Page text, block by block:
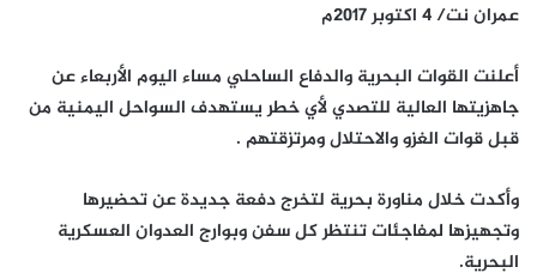
عمران نت/ 4 اكتوبر 2017م
أعلنت القوات البحرية والدفاع الساحلي مساء اليوم الأربعاء عن
جاهزيتها العالية للتصدي لأي خطر يستهدف السواحل اليمنية من
قبل قوات الغزو والاحتلال ومرتزقتهم .
وأكدت خلال مناورة بحرية لتخرج دفعة جديدة عن تحضيرها
وتجهيزها لمفاجئات تنتظر كل سفن وبوارج العدوان العسكرية
البحرية.